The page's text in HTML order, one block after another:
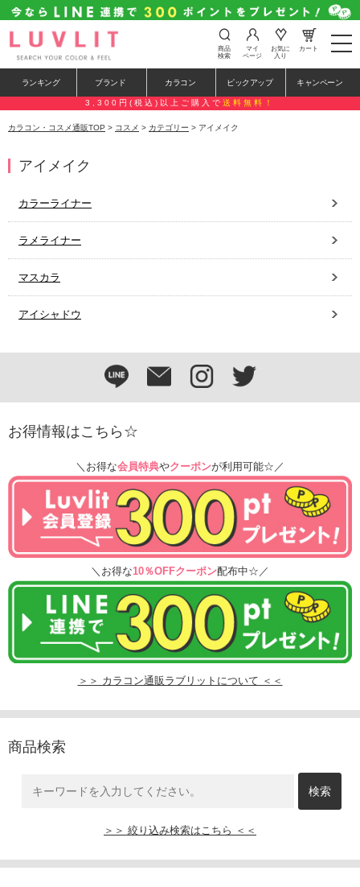
t
o
e
n
n
商品
検索
マイ
ページ
お気に
入り
カート
ランキング ブランド カラコン ピックアップ キャンペーン
3,300円(税込)以上ご購入で 送料無料！
カラコン・コスメ通販TOP > コスメ > カテゴリー > アイメイク
アイメイク
カラーライナー
ラメライナー
マスカラ
アイシャドウ
お得情報はこちら☆
＼お得な会員特典やクーポンが利用可能☆／
＼お得な10％OFFクーポン配布中☆／
＞＞ カラコン通販ラブリットについて ＜＜
商品検索
＞＞ 絞り込み検索はこちら ＜＜